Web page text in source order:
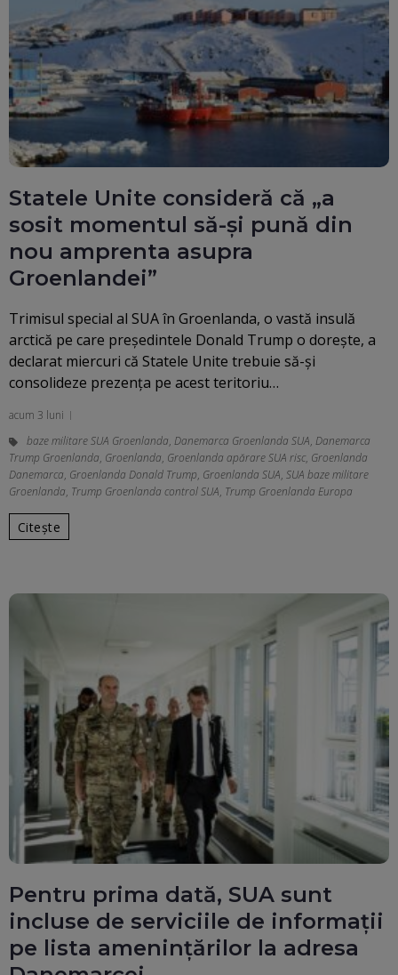
Statele Unite consideră că „a
sosit momentul să-și pună din
nou amprenta asupra
Groenlandei”
Trimisul special al SUA în Groenlanda, o vastă insulă
arctică pe care preşedintele Donald Trump o doreşte, a
declarat miercuri că Statele Unite trebuie să-şi
consolideze prezenţa pe acest teritoriu…
acum 3 luni
baze militare SUA Groenlanda, Danemarca Groenlanda SUA, Danemarca
Trump Groenlanda, Groenlanda, Groenlanda apărare SUA risc, Groenlanda
Danemarca, Groenlanda Donald Trump, Groenlanda SUA, SUA baze militare
Groenlanda, Trump Groenlanda control SUA, Trump Groenlanda Europa
Citește
Pentru prima dată, SUA sunt
incluse de serviciile de informații
pe lista amenințărilor la adresa